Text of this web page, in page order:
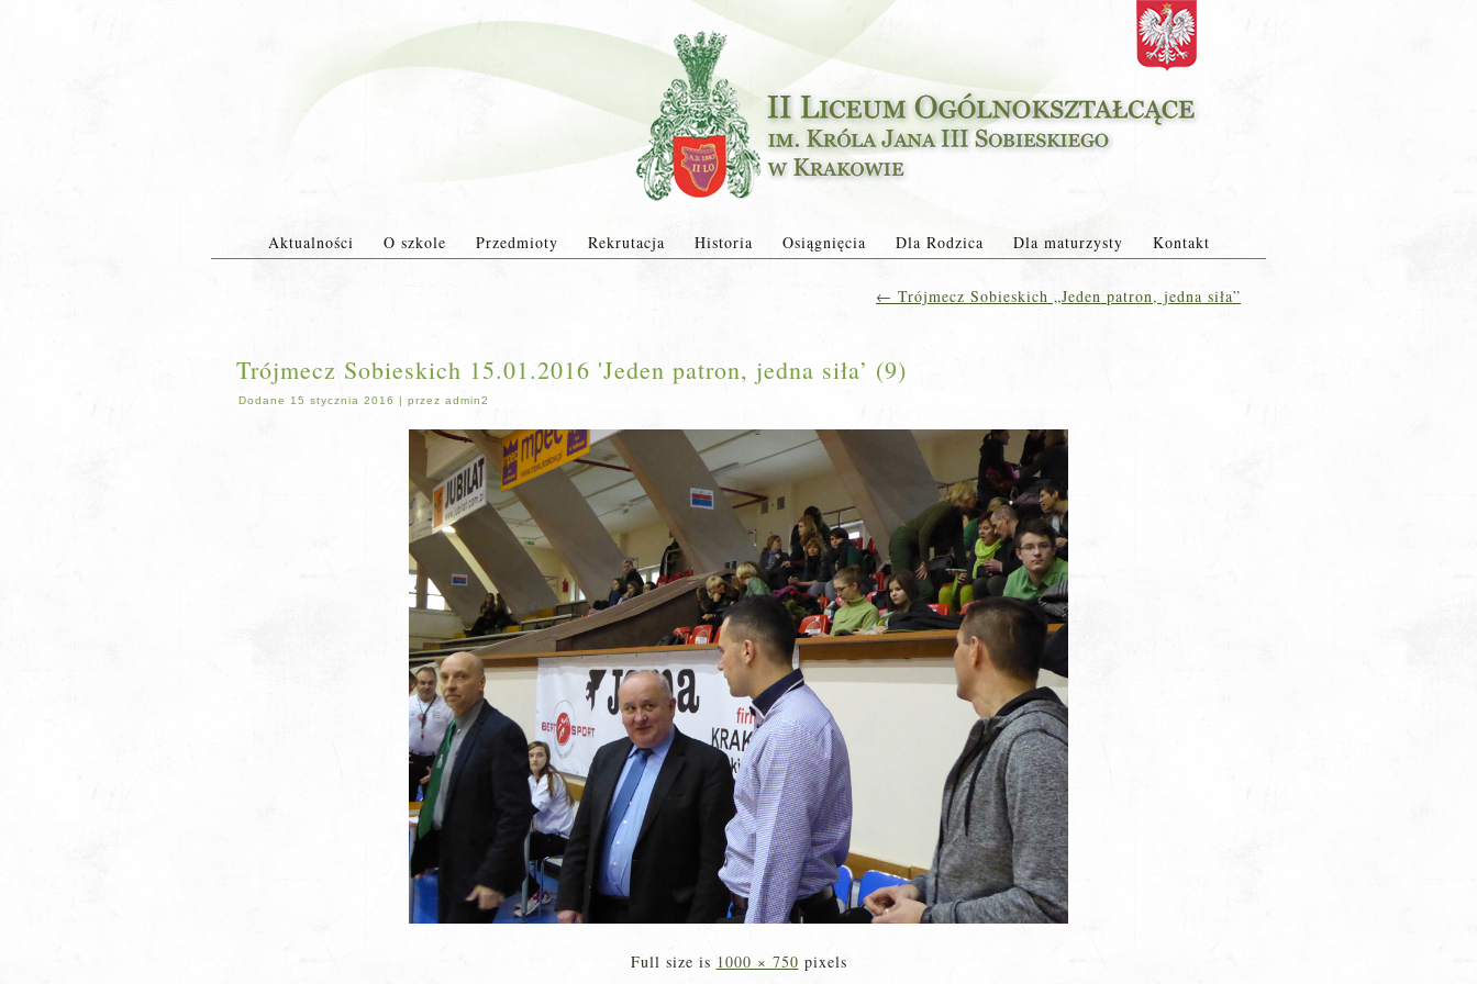
Aktualności O szkole Przedmioty Rekrutacja Historia Osiągnięcia Dla Rodzica Dla maturzysty Kontakt
← Trójmecz Sobieskich „Jeden patron, jedna siła”
Trójmecz Sobieskich 15.01.2016 'Jeden patron, jedna siła’ (9)
Dodane 15 stycznia 2016 | przez admin2
Full size is 1000 × 750 pixels